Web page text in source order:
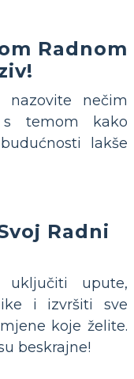
Radnom
nazovite nečim
s temom kako
lakše
Radni
uključiti upute,
i izvršiti sve
koje želite.
beskrajne!